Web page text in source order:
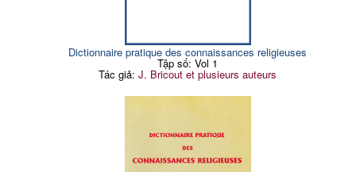
Dictionnaire pratique des connaissances religieuses
Tập số: Vol 1
Tác giả:J. Bricout et plusieurs auteurs